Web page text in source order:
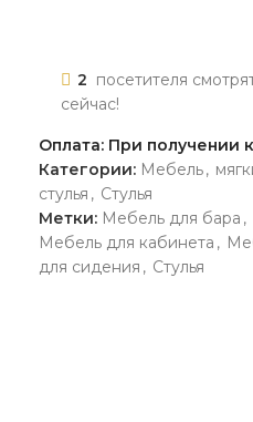
2 посетителя
сейчас!
Оплата: При получении
Категории: Мебель,
стулья , Стулья
Метки: Мебель для бара ,
Мебель для кабинета ,
для сидения , Стулья